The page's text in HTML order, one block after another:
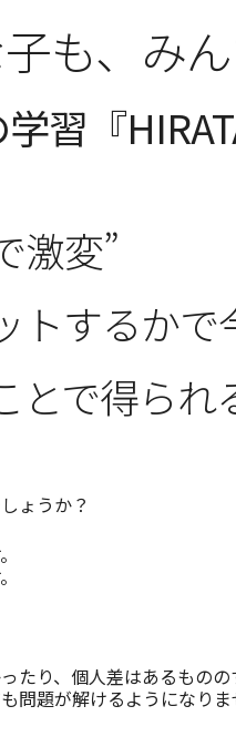
も、み
習『
激変”
トするか
とで得られ
ょうか？
り、個人差はあるものの
問題が解けるようになりま